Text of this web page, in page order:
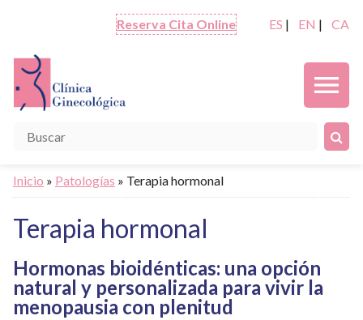
Reserva Cita Online ES | EN | CA
menu
Inicio » Patologías » Terapia hormonal
Terapia hormonal
Hormonas bioidénticas: una opción
natural y personalizada para vivir la
menopausia con plenitud